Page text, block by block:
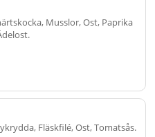
Musslor, Ost, Paprika
.
Fläskfilé, Ost, Tomatsås.